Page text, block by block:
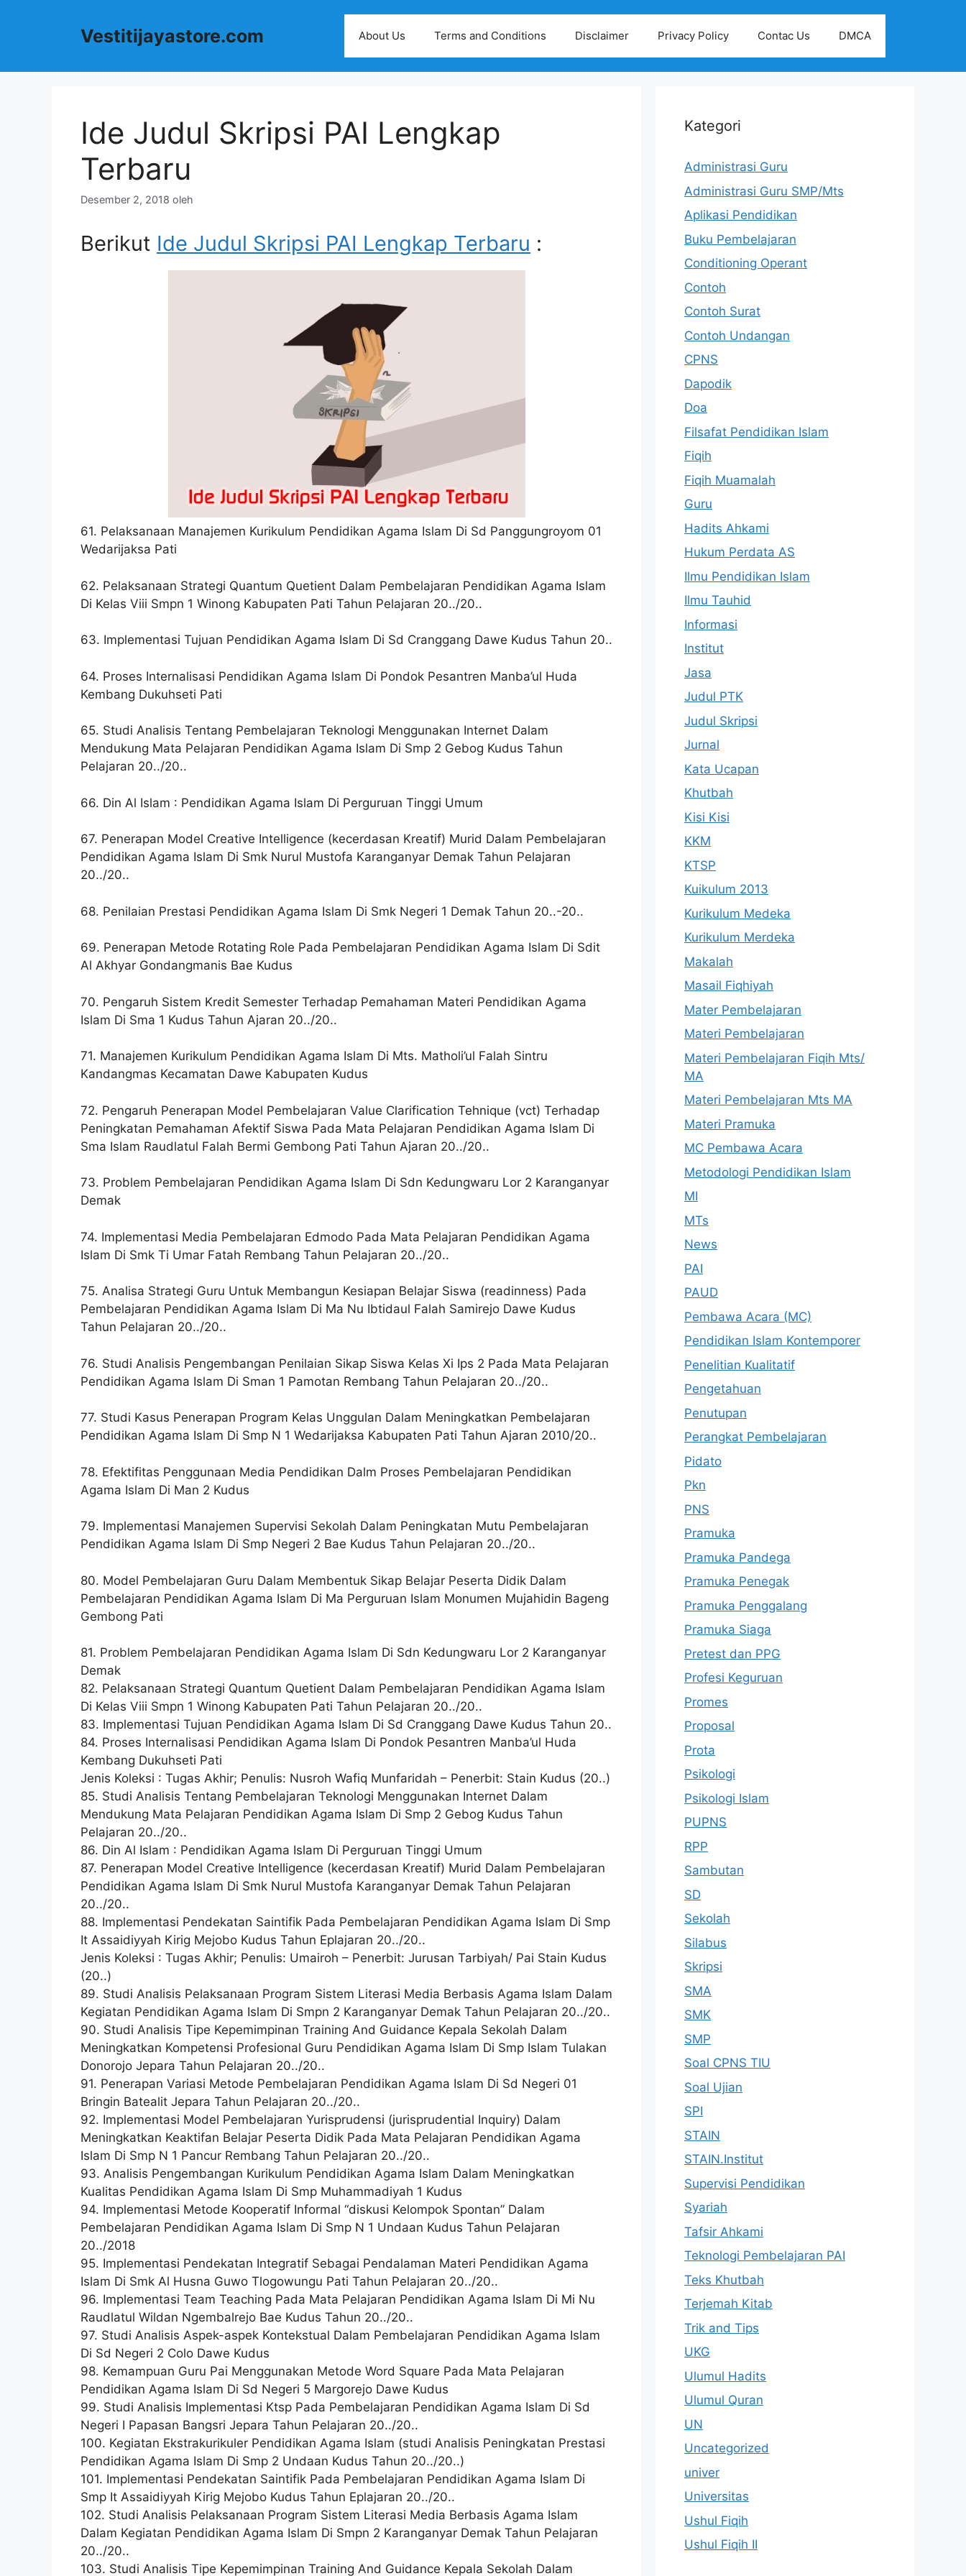
Vestitijayastore.com About Us Terms and Conditions Disclaimer Privacy Policy Contac Us DMCA
Ide Judul Skripsi PAI Lengkap
Terbaru
Desember 2, 2018 oleh
Berikut Ide Judul Skripsi PAI Lengkap Terbaru :
61. Pelaksanaan Manajemen Kurikulum Pendidikan Agama Islam Di Sd Panggungroyom 01
Wedarijaksa Pati
62. Pelaksanaan Strategi Quantum Quetient Dalam Pembelajaran Pendidikan Agama Islam
Di Kelas Viii Smpn 1 Winong Kabupaten Pati Tahun Pelajaran 20../20..
63. Implementasi Tujuan Pendidikan Agama Islam Di Sd Cranggang Dawe Kudus Tahun 20..
64. Proses Internalisasi Pendidikan Agama Islam Di Pondok Pesantren Manba’ul Huda
Kembang Dukuhseti Pati
65. Studi Analisis Tentang Pembelajaran Teknologi Menggunakan Internet Dalam
Mendukung Mata Pelajaran Pendidikan Agama Islam Di Smp 2 Gebog Kudus Tahun
Pelajaran 20../20..
66. Din Al Islam : Pendidikan Agama Islam Di Perguruan Tinggi Umum
67. Penerapan Model Creative Intelligence (kecerdasan Kreatif) Murid Dalam Pembelajaran
Pendidikan Agama Islam Di Smk Nurul Mustofa Karanganyar Demak Tahun Pelajaran
20../20..
68. Penilaian Prestasi Pendidikan Agama Islam Di Smk Negeri 1 Demak Tahun 20..-20..
69. Penerapan Metode Rotating Role Pada Pembelajaran Pendidikan Agama Islam Di Sdit
Al Akhyar Gondangmanis Bae Kudus
70. Pengaruh Sistem Kredit Semester Terhadap Pemahaman Materi Pendidikan Agama
Islam Di Sma 1 Kudus Tahun Ajaran 20../20..
71. Manajemen Kurikulum Pendidikan Agama Islam Di Mts. Matholi’ul Falah Sintru
Kandangmas Kecamatan Dawe Kabupaten Kudus
72. Pengaruh Penerapan Model Pembelajaran Value Clarification Tehnique (vct) Terhadap
Peningkatan Pemahaman Afektif Siswa Pada Mata Pelajaran Pendidikan Agama Islam Di
Sma Islam Raudlatul Falah Bermi Gembong Pati Tahun Ajaran 20../20..
73. Problem Pembelajaran Pendidikan Agama Islam Di Sdn Kedungwaru Lor 2 Karanganyar
Demak
74. Implementasi Media Pembelajaran Edmodo Pada Mata Pelajaran Pendidikan Agama
Islam Di Smk Ti Umar Fatah Rembang Tahun Pelajaran 20../20..
75. Analisa Strategi Guru Untuk Membangun Kesiapan Belajar Siswa (readinness) Pada
Pembelajaran Pendidikan Agama Islam Di Ma Nu Ibtidaul Falah Samirejo Dawe Kudus
Tahun Pelajaran 20../20..
76. Studi Analisis Pengembangan Penilaian Sikap Siswa Kelas Xi Ips 2 Pada Mata Pelajaran
Pendidikan Agama Islam Di Sman 1 Pamotan Rembang Tahun Pelajaran 20../20..
77. Studi Kasus Penerapan Program Kelas Unggulan Dalam Meningkatkan Pembelajaran
Pendidikan Agama Islam Di Smp N 1 Wedarijaksa Kabupaten Pati Tahun Ajaran 2010/20..
78. Efektifitas Penggunaan Media Pendidikan Dalm Proses Pembelajaran Pendidikan
Agama Islam Di Man 2 Kudus
79. Implementasi Manajemen Supervisi Sekolah Dalam Peningkatan Mutu Pembelajaran
Pendidikan Agama Islam Di Smp Negeri 2 Bae Kudus Tahun Pelajaran 20../20..
80. Model Pembelajaran Guru Dalam Membentuk Sikap Belajar Peserta Didik Dalam
Pembelajaran Pendidikan Agama Islam Di Ma Perguruan Islam Monumen Mujahidin Bageng
Gembong Pati
81. Problem Pembelajaran Pendidikan Agama Islam Di Sdn Kedungwaru Lor 2 Karanganyar
Demak
82. Pelaksanaan Strategi Quantum Quetient Dalam Pembelajaran Pendidikan Agama Islam
Di Kelas Viii Smpn 1 Winong Kabupaten Pati Tahun Pelajaran 20../20..
83. Implementasi Tujuan Pendidikan Agama Islam Di Sd Cranggang Dawe Kudus Tahun 20..
84. Proses Internalisasi Pendidikan Agama Islam Di Pondok Pesantren Manba’ul Huda
Kembang Dukuhseti Pati
Jenis Koleksi : Tugas Akhir; Penulis: Nusroh Wafiq Munfaridah – Penerbit: Stain Kudus (20..)
85. Studi Analisis Tentang Pembelajaran Teknologi Menggunakan Internet Dalam
Mendukung Mata Pelajaran Pendidikan Agama Islam Di Smp 2 Gebog Kudus Tahun
Pelajaran 20../20..
86. Din Al Islam : Pendidikan Agama Islam Di Perguruan Tinggi Umum
87. Penerapan Model Creative Intelligence (kecerdasan Kreatif) Murid Dalam Pembelajaran
Pendidikan Agama Islam Di Smk Nurul Mustofa Karanganyar Demak Tahun Pelajaran
20../20..
88. Implementasi Pendekatan Saintifik Pada Pembelajaran Pendidikan Agama Islam Di Smp
It Assaidiyyah Kirig Mejobo Kudus Tahun Eplajaran 20../20..
Jenis Koleksi : Tugas Akhir; Penulis: Umairoh – Penerbit: Jurusan Tarbiyah/ Pai Stain Kudus
(20..)
89. Studi Analisis Pelaksanaan Program Sistem Literasi Media Berbasis Agama Islam Dalam
Kegiatan Pendidikan Agama Islam Di Smpn 2 Karanganyar Demak Tahun Pelajaran 20../20..
90. Studi Analisis Tipe Kepemimpinan Training And Guidance Kepala Sekolah Dalam
Meningkatkan Kompetensi Profesional Guru Pendidikan Agama Islam Di Smp Islam Tulakan
Donorojo Jepara Tahun Pelajaran 20../20..
91. Penerapan Variasi Metode Pembelajaran Pendidikan Agama Islam Di Sd Negeri 01
Bringin Batealit Jepara Tahun Pelajaran 20../20..
92. Implementasi Model Pembelajaran Yurisprudensi (jurisprudential Inquiry) Dalam
Meningkatkan Keaktifan Belajar Peserta Didik Pada Mata Pelajaran Pendidikan Agama
Islam Di Smp N 1 Pancur Rembang Tahun Pelajaran 20../20..
93. Analisis Pengembangan Kurikulum Pendidikan Agama Islam Dalam Meningkatkan
Kualitas Pendidikan Agama Islam Di Smp Muhammadiyah 1 Kudus
94. Implementasi Metode Kooperatif Informal “diskusi Kelompok Spontan” Dalam
Pembelajaran Pendidikan Agama Islam Di Smp N 1 Undaan Kudus Tahun Pelajaran
20../2018
95. Implementasi Pendekatan Integratif Sebagai Pendalaman Materi Pendidikan Agama
Islam Di Smk Al Husna Guwo Tlogowungu Pati Tahun Pelajaran 20../20..
96. Implementasi Team Teaching Pada Mata Pelajaran Pendidikan Agama Islam Di Mi Nu
Raudlatul Wildan Ngembalrejo Bae Kudus Tahun 20../20..
97. Studi Analisis Aspek-aspek Kontekstual Dalam Pembelajaran Pendidikan Agama Islam
Di Sd Negeri 2 Colo Dawe Kudus
98. Kemampuan Guru Pai Menggunakan Metode Word Square Pada Mata Pelajaran
Pendidikan Agama Islam Di Sd Negeri 5 Margorejo Dawe Kudus
99. Studi Analisis Implementasi Ktsp Pada Pembelajaran Pendidikan Agama Islam Di Sd
Negeri I Papasan Bangsri Jepara Tahun Pelajaran 20../20..
100. Kegiatan Ekstrakurikuler Pendidikan Agama Islam (studi Analisis Peningkatan Prestasi
Pendidikan Agama Islam Di Smp 2 Undaan Kudus Tahun 20../20..)
101. Implementasi Pendekatan Saintifik Pada Pembelajaran Pendidikan Agama Islam Di
Smp It Assaidiyyah Kirig Mejobo Kudus Tahun Eplajaran 20../20..
102. Studi Analisis Pelaksanaan Program Sistem Literasi Media Berbasis Agama Islam
Dalam Kegiatan Pendidikan Agama Islam Di Smpn 2 Karanganyar Demak Tahun Pelajaran
20../20..
103. Studi Analisis Tipe Kepemimpinan Training And Guidance Kepala Sekolah Dalam
Kategori
Administrasi Guru
Administrasi Guru SMP/Mts
Aplikasi Pendidikan
Buku Pembelajaran
Conditioning Operant
Contoh
Contoh Surat
Contoh Undangan
CPNS
Dapodik
Doa
Filsafat Pendidikan Islam
Fiqih
Fiqih Muamalah
Guru
Hadits Ahkami
Hukum Perdata AS
Ilmu Pendidikan Islam
Ilmu Tauhid
Informasi
Institut
Jasa
Judul PTK
Judul Skripsi
Jurnal
Kata Ucapan
Khutbah
Kisi Kisi
KKM
KTSP
Kuikulum 2013
Kurikulum Medeka
Kurikulum Merdeka
Makalah
Masail Fiqhiyah
Mater Pembelajaran
Materi Pembelajaran
Materi Pembelajaran Fiqih Mts/
MA
Materi Pembelajaran Mts MA
Materi Pramuka
MC Pembawa Acara
Metodologi Pendidikan Islam
MI
MTs
News
PAI
PAUD
Pembawa Acara (MC)
Pendidikan Islam Kontemporer
Penelitian Kualitatif
Pengetahuan
Penutupan
Perangkat Pembelajaran
Pidato
Pkn
PNS
Pramuka
Pramuka Pandega
Pramuka Penegak
Pramuka Penggalang
Pramuka Siaga
Pretest dan PPG
Profesi Keguruan
Promes
Proposal
Prota
Psikologi
Psikologi Islam
PUPNS
RPP
Sambutan
SD
Sekolah
Silabus
Skripsi
SMA
SMK
SMP
Soal CPNS TIU
Soal Ujian
SPI
STAIN
STAIN.Institut
Supervisi Pendidikan
Syariah
Tafsir Ahkami
Teknologi Pembelajaran PAI
Teks Khutbah
Terjemah Kitab
Trik and Tips
UKG
Ulumul Hadits
Ulumul Quran
UN
Uncategorized
univer
Universitas
Ushul Fiqih
Ushul Fiqih II